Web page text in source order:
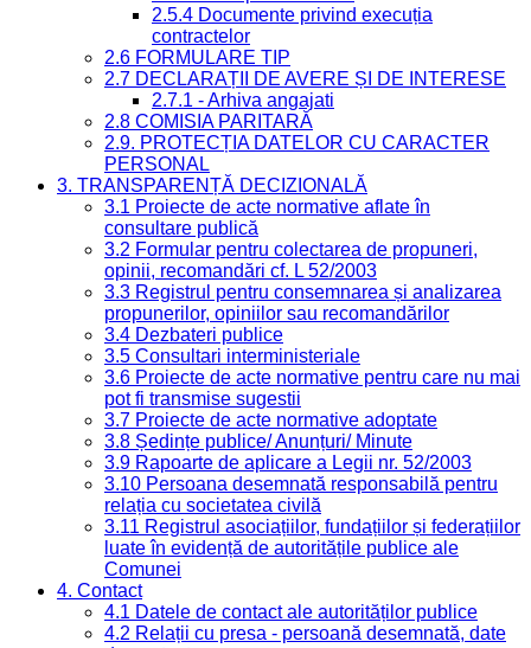
2.5.4 Documente privind execuția
contractelor
2.6 FORMULARE TIP
2.7 DECLARAȚII DE AVERE ȘI DE INTERESE
2.7.1 - Arhiva angajati
2.8 COMISIA PARITARĂ
2.9. PROTECȚIA DATELOR CU CARACTER
PERSONAL
3. TRANSPARENȚĂ DECIZIONALĂ
3.1 Proiecte de acte normative aflate în
consultare publică
3.2 Formular pentru colectarea de propuneri,
opinii, recomandări cf. L 52/2003
3.3 Registrul pentru consemnarea și analizarea
propunerilor, opiniilor sau recomandărilor
3.4 Dezbateri publice
3.5 Consultari interministeriale
3.6 Proiecte de acte normative pentru care nu mai
pot fi transmise sugestii
3.7 Proiecte de acte normative adoptate
3.8 Ședințe publice/ Anunțuri/ Minute
3.9 Rapoarte de aplicare a Legii nr. 52/2003
3.10 Persoana desemnată responsabilă pentru
relația cu societatea civilă
3.11 Registrul asociațiilor, fundațiilor și federațiilor
luate în evidență de autoritățile publice ale
Comunei
4. Contact
4.1 Datele de contact ale autorităților publice
4.2 Relații cu presa - persoană desemnată, date